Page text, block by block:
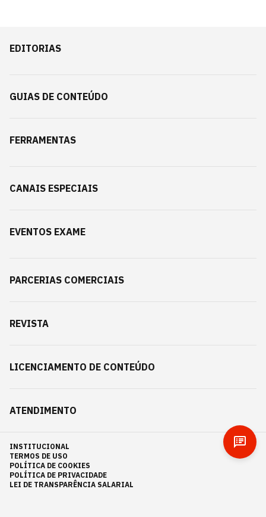
EDITORIAS
GUIAS DE CONTEÚDO
FERRAMENTAS
CANAIS ESPECIAIS
EVENTOS EXAME
PARCERIAS COMERCIAIS
REVISTA
LICENCIAMENTO DE CONTEÚDO
ATENDIMENTO
INSTITUCIONAL
TERMOS DE USO
POLÍTICA DE COOKIES
POLÍTICA DE PRIVACIDADE
LEI DE TRANSPARÊNCIA SALARIAL